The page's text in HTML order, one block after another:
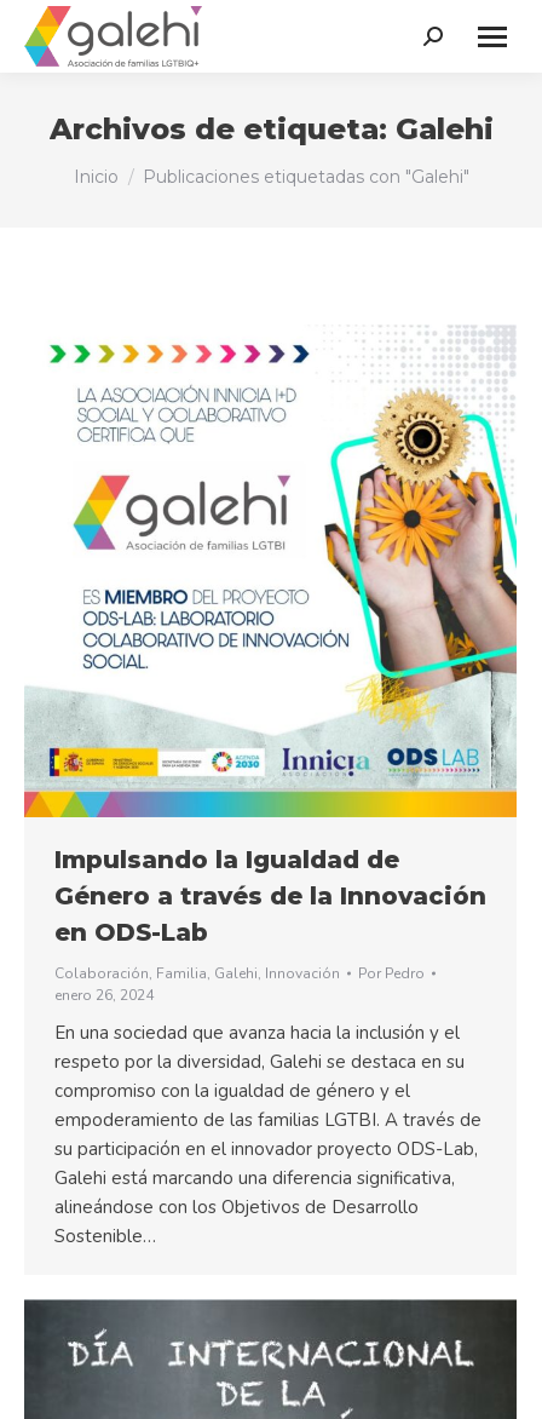
Buscar:
Archivos de etiqueta: Galehi
Estás aquí:
Inicio Publicaciones etiquetadas con "Galehi"
Impulsando la Igualdad de
Género a través de la Innovación
en ODS-Lab
Colaboración, Familia, Galehi, Innovación Por Pedro
enero 26, 2024
En una sociedad que avanza hacia la inclusión y el
respeto por la diversidad, Galehi se destaca en su
compromiso con la igualdad de género y el
empoderamiento de las familias LGTBI. A través de
su participación en el innovador proyecto ODS-Lab,
Galehi está marcando una diferencia significativa,
alineándose con los Objetivos de Desarrollo
Sostenible…